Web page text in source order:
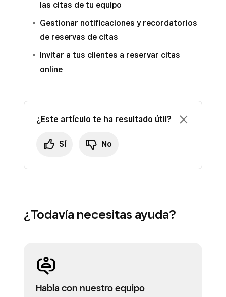
las citas de tu equipo
Gestionar notificaciones y recordatorios
de reservas de citas
Invitar a tus clientes a reservar citas
online
¿Este artículo te ha resultado útil?
Sí No
¿Todavía necesitas ayuda?
Habla con nuestro equipo